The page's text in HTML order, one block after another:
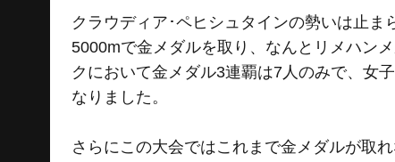
クラウディア･ペヒシュタインの勢いは止
5000mで金メダルを取り、なんとリメハン
クにおいて金メダル3連覇は7人のみで、女
なりました。
さらにこの大会ではこれまで金メダルが取